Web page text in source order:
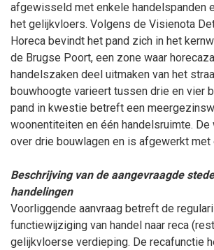
afgewisseld met enkele handelspanden
het gelijkvloers. Volgens de Visienota
Horeca bevindt het pand zich in het
de Brugse Poort, een zone waar
handelszaken deel uitmaken van het
bouwhoogte varieert tussen drie en vier
pand in kwestie betreft een
woonentiteiten en één handelsruimte.
over drie bouwlagen en is afgewerkt met
Beschrijving van de aangevraagde
handelingen
Voorliggende aanvraag betreft de
functiewijziging van handel naar reca
gelijkvloerse verdieping. De recafunctie